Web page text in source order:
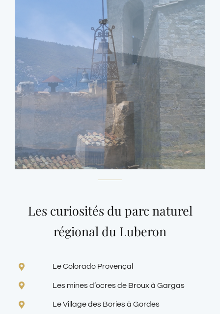
Les curiosités du parc naturel
régional du Luberon
Le Colorado Provençal
Les mines d’ocres de Broux à Gargas
Le Village des Bories à Gordes